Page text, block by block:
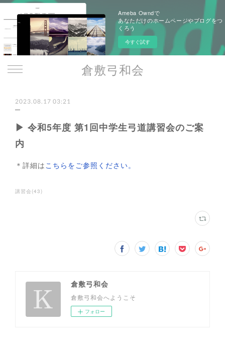
Ameba Owndで
あなただけのホームページやブログをつ
くろう
今すぐ試す
倉敷弓和会
2023.08.17 03:21
▶ 令和5年度 第1回中学生弓道講習会のご案
内
＊詳細はこちらをご参照ください。
講習会 (43)
倉敷弓和会
倉敷弓和会へようこそ
フォロー